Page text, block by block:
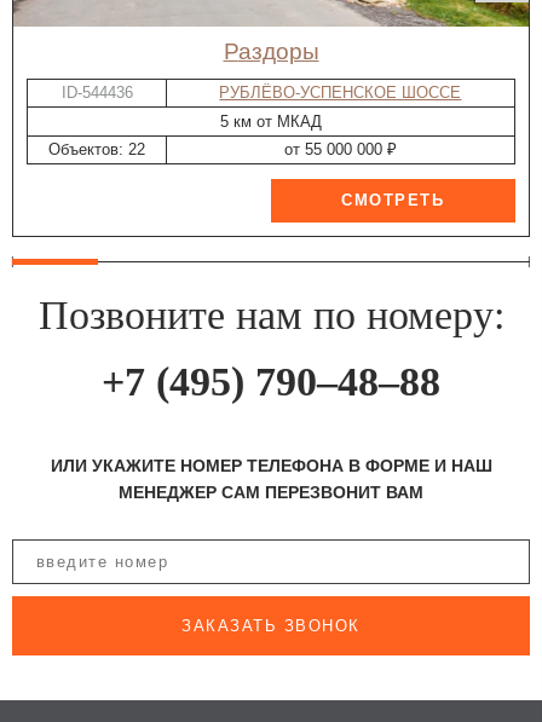
Раздоры
ID-544436
РУБЛЁВО-УСПЕНСКОЕ ШОССЕ
5 км от МКАД
Объектов: 22
от 55 000 000 ₽
Позвоните нам по номеру:
+7 (495) 790–48–88
ИЛИ УКАЖИТЕ НОМЕР ТЕЛЕФОНА В ФОРМЕ И НАШ
МЕНЕДЖЕР САМ ПЕРЕЗВОНИТ ВАМ
ЗАКАЗАТЬ ЗВОНОК